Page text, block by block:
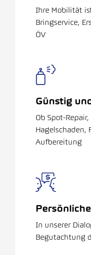
Ihre Mobilität
Bringservice,
ÖV
Günstig
Ob Spot-
Hagelschaden,
Aufbereitung
In unserer
Begutachtung